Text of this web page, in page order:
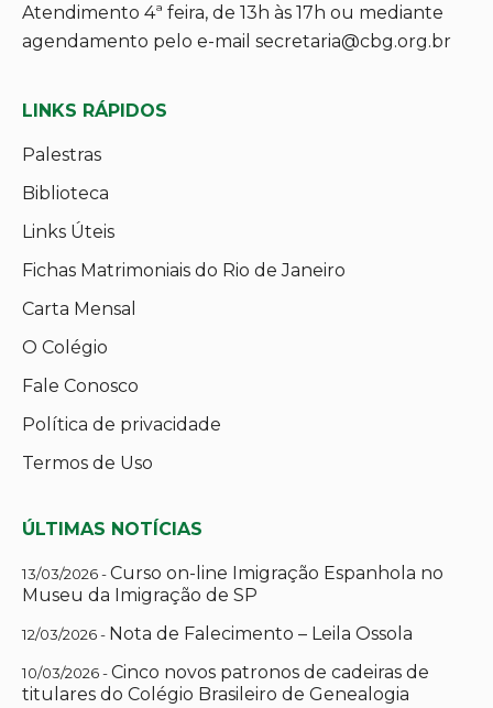
Atendimento 4ª feira, de 13h às 17h ou mediante
agendamento pelo e-mail secretaria@cbg.org.br
LINKS RÁPIDOS
Palestras
Biblioteca
Links Úteis
Fichas Matrimoniais do Rio de Janeiro
Carta Mensal
O Colégio
Fale Conosco
Política de privacidade
Termos de Uso
ÚLTIMAS NOTÍCIAS
13/03/2026 -Curso on-line Imigração Espanhola no
Museu da Imigração de SP
12/03/2026 - Nota de Falecimento – Leila Ossola
10/03/2026 -Cinco novos patronos de cadeiras de
titulares do Colégio Brasileiro de Genealogia